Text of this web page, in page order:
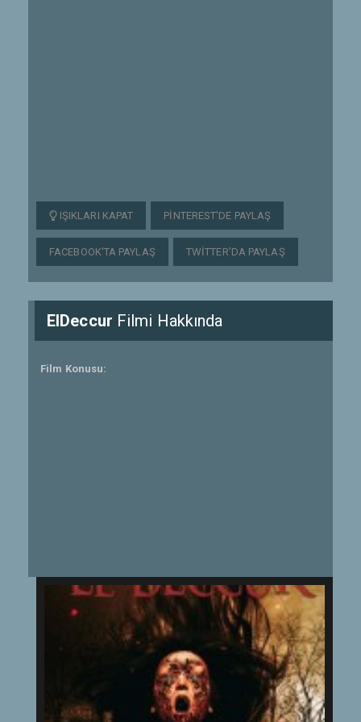
IŞIKLARI KAPAT PINTEREST'DE PAYLAŞ
FACEBOOK'TA PAYLAŞ TWITTER'DA PAYLAŞ
ElDeccur Filmi Hakkında
Film Konusu: